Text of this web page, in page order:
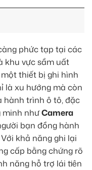
phức tạp tại các
khu vực sầm uất
thiết bị ghi hình
là xu hướng mà còn
hành trình ô tô, đặc
minh nhưCamera
bạn đồng hành
khả năng ghi lại
cấp bằng chứng rõ
năng hỗ trợ lái tiên